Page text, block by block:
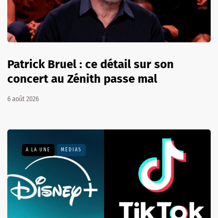
Patrick Bruel : ce détail sur son
concert au Zénith passe mal
6 août 2026
A LA UNE MÉDIAS